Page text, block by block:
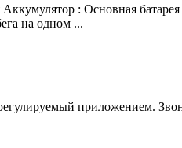
: Основная
на одном ...
приложением.